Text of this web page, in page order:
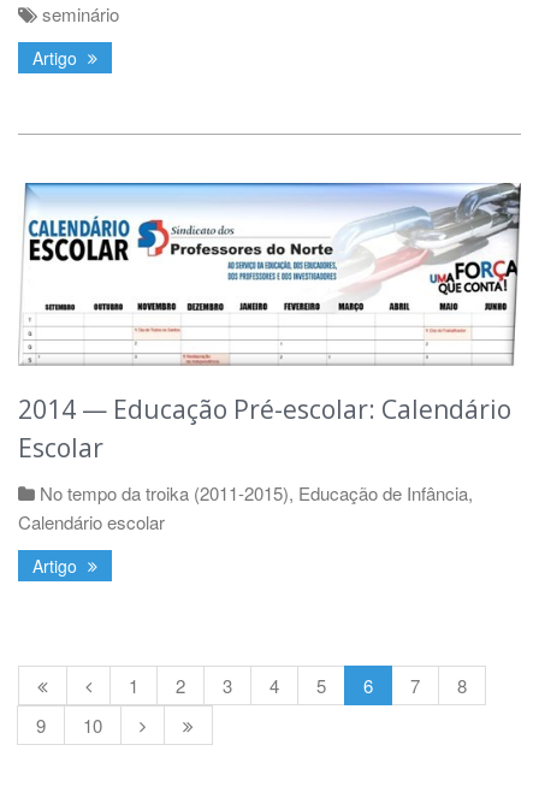
seminário
Artigo
2014 — Educação Pré-escolar: Calendário
Escolar
No tempo da troika (2011-2015), Educação de Infância,
Calendário escolar
Artigo
1 2 3 4 5 6 7
8
9
10